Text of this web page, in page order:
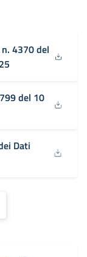
4370 del
del 10
Dati